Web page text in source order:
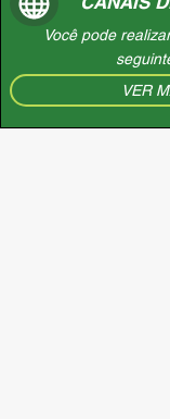
Você pode
VER